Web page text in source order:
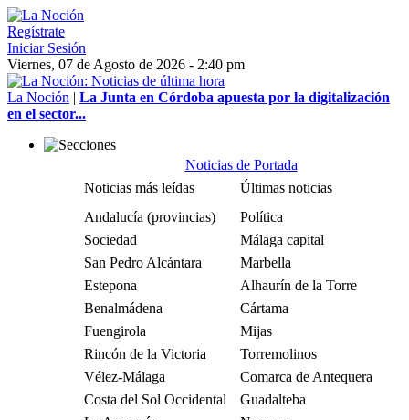
Regístrate
Iniciar Sesión
Viernes, 07 de Agosto de 2026 - 2:40 pm
La Noción | La Junta en Córdoba apuesta por la digitalización
en el sector...
Noticias de Portada
Noticias más leídas
Últimas noticias
Andalucía (provincias)
Política
Sociedad
Málaga capital
San Pedro Alcántara
Marbella
Estepona
Alhaurín de la Torre
Benalmádena
Cártama
Fuengirola
Mijas
Rincón de la Victoria
Torremolinos
Vélez-Málaga
Comarca de Antequera
Costa del Sol Occidental
Guadalteba